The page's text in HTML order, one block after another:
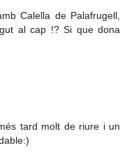
Calella de Palafrugell,
al cap !? Si que dona
tard molt de riure i un